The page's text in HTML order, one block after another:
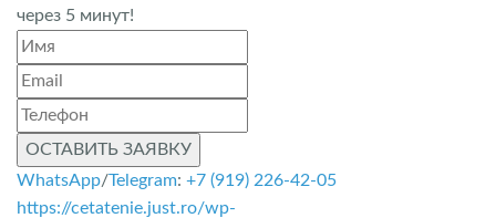
через 5 минут!
ОСТАВИТЬ ЗАЯВКУ
WhatsApp/Telegram: +7 (919) 226-42-05
https://cetatenie.just.ro/wp-